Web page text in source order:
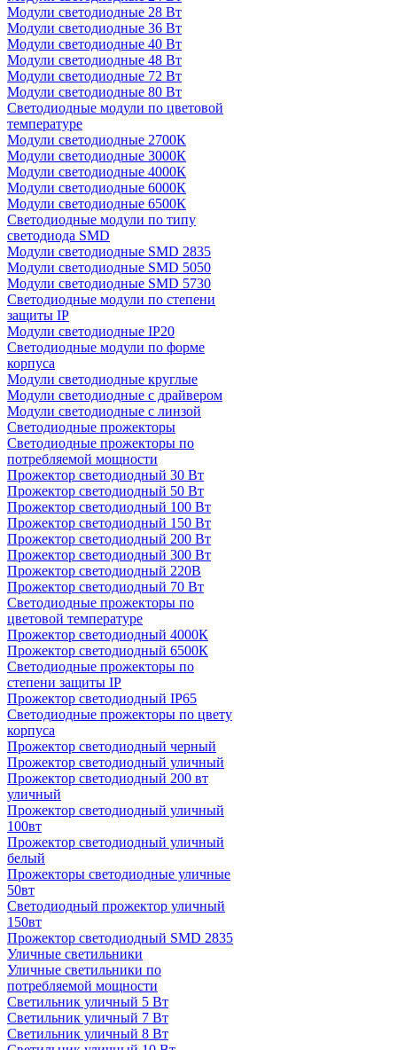
Модули светодиодные 28 Вт
Модули светодиодные 36 Вт
Модули светодиодные 40 Вт
Модули светодиодные 48 Вт
Модули светодиодные 72 Вт
Модули светодиодные 80 Вт
Светодиодные модули по цветовой
температуре
Модули светодиодные 2700К
Модули светодиодные 3000К
Модули светодиодные 4000К
Модули светодиодные 6000К
Модули светодиодные 6500К
Светодиодные модули по типу
светодиода SMD
Модули светодиодные SMD 2835
Модули светодиодные SMD 5050
Модули светодиодные SMD 5730
Светодиодные модули по степени
защиты IP
Модули светодиодные IP20
Светодиодные модули по форме
корпуса
Модули светодиодные круглые
Модули светодиодные с драйвером
Модули светодиодные с линзой
Светодиодные прожекторы
Светодиодные прожекторы по
потребляемой мощности
Прожектор светодиодный 30 Вт
Прожектор светодиодный 50 Вт
Прожектор светодиодный 100 Вт
Прожектор светодиодный 150 Вт
Прожектор светодиодный 200 Вт
Прожектор светодиодный 300 Вт
Прожектор светодиодный 220В
Прожектор светодиодный 70 Вт
Светодиодные прожекторы по
цветовой температуре
Прожектор светодиодный 4000К
Прожектор светодиодный 6500К
Светодиодные прожекторы по
степени защиты IP
Прожектор светодиодный IP65
Светодиодные прожекторы по цвету
корпуса
Прожектор светодиодный черный
Прожектор светодиодный уличный
Прожектор светодиодный 200 вт
уличный
Прожектор светодиодный уличный
100вт
Прожектор светодиодный уличный
белый
Прожекторы светодиодные уличные
50вт
Светодиодный прожектор уличный
150вт
Прожектор светодиодный SMD 2835
Уличные светильники
Уличные светильники по
потребляемой мощности
Светильник уличный 5 Вт
Светильник уличный 7 Вт
Светильник уличный 8 Вт